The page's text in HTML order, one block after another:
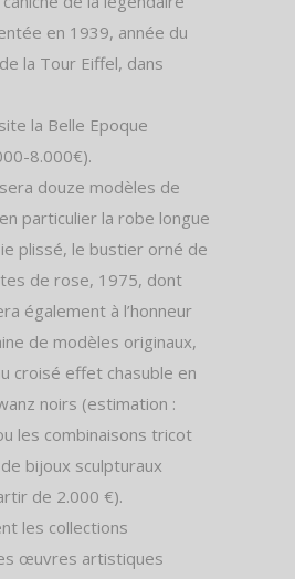
en 1939, année du
la Tour Eiffel, dans
la Belle Epoque
8.000€).
douze modèles de
particulier la robe longue
plissé, le bustier orné de
de rose, 1975, dont
également à l’honneur
de modèles originaux,
croisé effet chasuble en
noirs (estimation :
les combinaisons tricot
bijoux sculpturaux
de 2.000 €).
les collections
œuvres artistiques